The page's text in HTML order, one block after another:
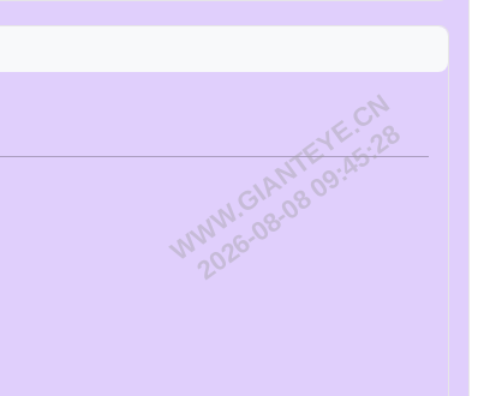
酸酯 (PC) 塑料材料制成，其中 70% 为生物基塑料，坚
坚固的外壳可灵活安装各种摄像机，有助于确保您的投
001
WWW.GIANTEYE.CN
2026-08-08 09:45:28